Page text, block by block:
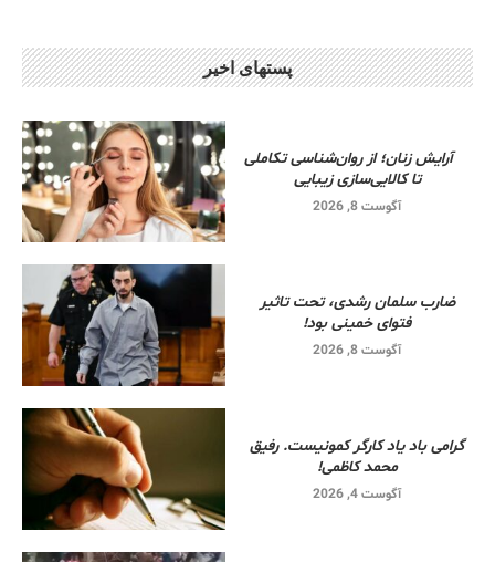
پستهای اخیر
آرایش زنان؛ از روان‌شناسی تکاملی
تا کالایی‌سازی زیبایی
آگوست 8, 2026
ضارب سلمان رشدی، تحت تاثیر
فتوای خمینی بود!
آگوست 8, 2026
گرامی باد یاد کارگر کمونیست. رفیق
محمد کاظمی!
آگوست 4, 2026